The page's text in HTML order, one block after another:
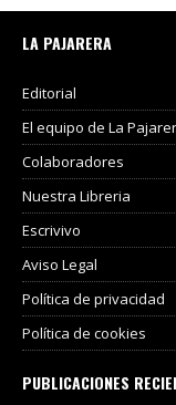
LA PAJARERA
Editorial
El equipo de La
Colaboradores
Nuestra Libreria
Escrivivo
Aviso Legal
Política de privacidad
Política de cookies
PUBLICACIONES